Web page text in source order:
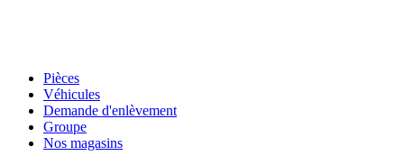
Pièces
Véhicules
Demande d'enlèvement
Groupe
Nos magasins